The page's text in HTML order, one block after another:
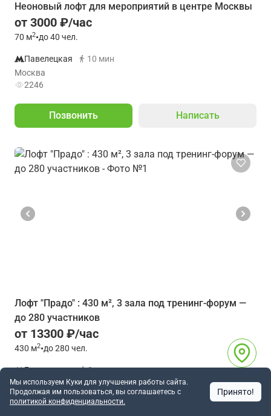
Неоновый лофт для мероприятий в центре Москвы
от 3000 ₽/час
70 м2•до 40 чел.
Павелецкая
10 мин
Москва
2246
Позвонить Написать
Лофт "Прадо" : 430 м², 3 зала под тренинг-форум —
до 280 участников
от 13300 ₽/час
430 м2•до 280 чел.
Бауманская
8 мин
Москва
1980
Мы используем Куки для улучшения работы сайта.
Продолжая им пользоваться, вы соглашаетесь c
политикой конфиденциальности.
Принято!